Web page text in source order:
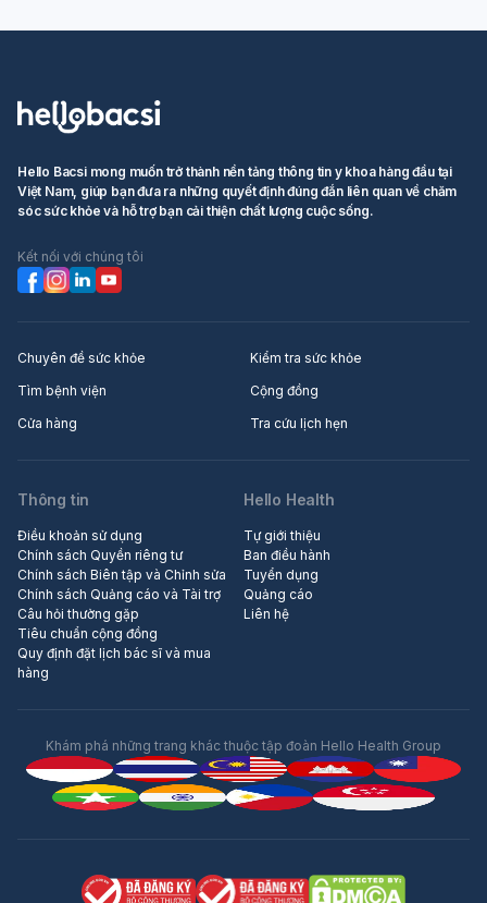
Hello Bacsi mong muốn trở thành nền tảng thông tin y khoa hàng đầu tại
Việt Nam, giúp bạn đưa ra những quyết định đúng đắn liên quan về chăm
sóc sức khỏe và hỗ trợ bạn cải thiện chất lượng cuộc sống.
Kết nối với chúng tôi
Chuyên đề sức khỏe
Kiểm tra sức khỏe
Tìm bệnh viện
Cộng đồng
Cửa hàng
Tra cứu lịch hẹn
Thông tin
Điều khoản sử dụng
Chính sách Quyền riêng tư
Chính sách Biên tập và Chỉnh sửa
Chính sách Quảng cáo và Tài trợ
Câu hỏi thường gặp
Tiêu chuẩn cộng đồng
Quy định đặt lịch bác sĩ và mua
hàng
Hello Health
Tự giới thiệu
Ban điều hành
Tuyển dụng
Quảng cáo
Liên hệ
Khám phá những trang khác thuộc tập đoàn Hello Health Group